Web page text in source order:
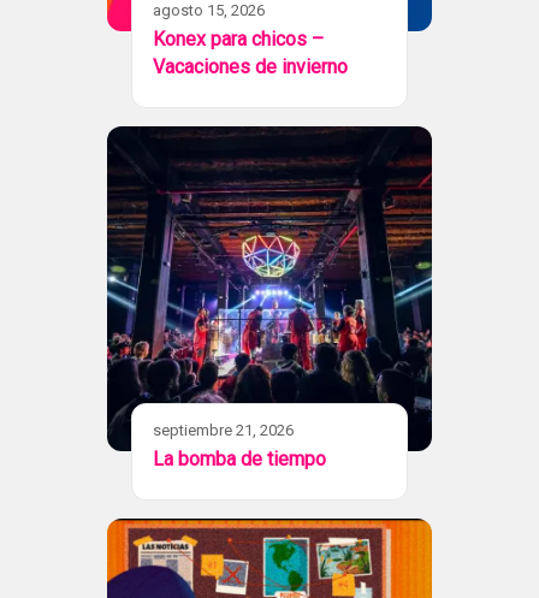
agosto 15, 2026
Konex para chicos –
Vacaciones de invierno
septiembre 21, 2026
La bomba de tiempo